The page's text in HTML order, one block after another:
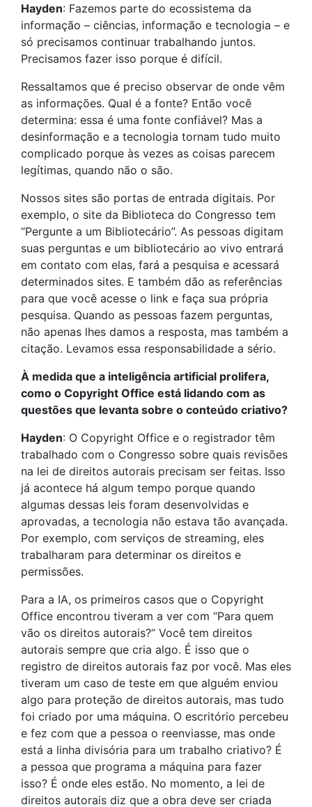
Hayden: Fazemos parte do ecossistema da
informação – ciências, informação e tecnologia – e
só precisamos continuar trabalhando juntos.
Precisamos fazer isso porque é difícil.
Ressaltamos que é preciso observar de onde vêm
as informações. Qual é a fonte? Então você
determina: essa é uma fonte confiável? Mas a
desinformação e a tecnologia tornam tudo muito
complicado porque às vezes as coisas parecem
legítimas, quando não o são.
Nossos sites são portas de entrada digitais. Por
exemplo, o site da Biblioteca do Congresso tem
“Pergunte a um Bibliotecário”. As pessoas digitam
suas perguntas e um bibliotecário ao vivo entrará
em contato com elas, fará a pesquisa e acessará
determinados sites. E também dão as referências
para que você acesse o link e faça sua própria
pesquisa. Quando as pessoas fazem perguntas,
não apenas lhes damos a resposta, mas também a
citação. Levamos essa responsabilidade a sério.
À medida que a inteligência artificial prolifera,
como o Copyright Office está lidando com as
questões que levanta sobre o conteúdo criativo?
Hayden: O Copyright Office e o registrador têm
trabalhado com o Congresso sobre quais revisões
na lei de direitos autorais precisam ser feitas. Isso
já acontece há algum tempo porque quando
algumas dessas leis foram desenvolvidas e
aprovadas, a tecnologia não estava tão avançada.
Por exemplo, com serviços de streaming, eles
trabalharam para determinar os direitos e
permissões.
Para a IA, os primeiros casos que o Copyright
Office encontrou tiveram a ver com “Para quem
vão os direitos autorais?” Você tem direitos
autorais sempre que cria algo. É isso que o
registro de direitos autorais faz por você. Mas eles
tiveram um caso de teste em que alguém enviou
algo para proteção de direitos autorais, mas tudo
foi criado por uma máquina. O escritório percebeu
e fez com que a pessoa o reenviasse, mas onde
está a linha divisória para um trabalho criativo? É
a pessoa que programa a máquina para fazer
isso? É onde eles estão. No momento, a lei de
direitos autorais diz que a obra deve ser criada